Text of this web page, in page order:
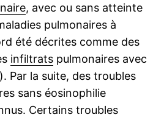
, avec ou sans atteinte
pulmonaires à
été décrites comme des
infiltratspulmonaires avec
Par la suite, des troubles
sans éosinophilie
Certains troubles